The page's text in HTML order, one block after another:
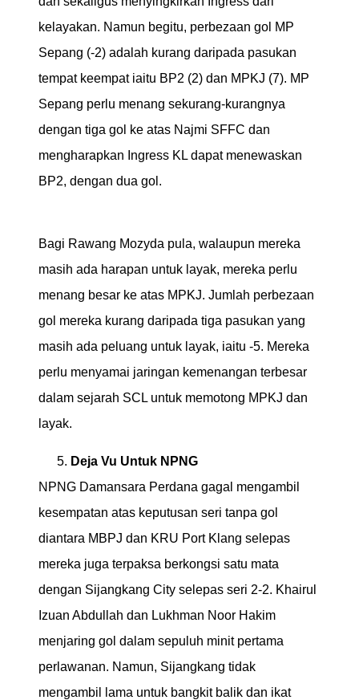
kelayakan. Namun begitu, perbezaan gol MP
Sepang (-2) adalah kurang daripada pasukan
tempat keempat iaitu BP2 (2) dan MPKJ (7). MP
Sepang perlu menang sekurang-kurangnya
dengan tiga gol ke atas Najmi SFFC dan
mengharapkan Ingress KL dapat menewaskan
BP2, dengan dua gol.
Bagi Rawang Mozyda pula, walaupun mereka
masih ada harapan untuk layak, mereka perlu
menang besar ke atas MPKJ. Jumlah perbezaan
gol mereka kurang daripada tiga pasukan yang
masih ada peluang untuk layak, iaitu -5. Mereka
perlu menyamai jaringan kemenangan terbesar
dalam sejarah SCL untuk memotong MPKJ dan
layak.
Deja Vu Untuk NPNG
NPNG Damansara Perdana gagal mengambil
kesempatan atas keputusan seri tanpa gol
diantara MBPJ dan KRU Port Klang selepas
mereka juga terpaksa berkongsi satu mata
dengan Sijangkang City selepas seri 2-2. Khairul
Izuan Abdullah dan Lukhman Noor Hakim
menjaring gol dalam sepuluh minit pertama
perlawanan. Namun, Sijangkang tidak
mengambil lama untuk bangkit balik dan ikat